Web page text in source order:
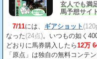
玄人でも満
馬予想サイ
7/11には、 ギアショット
なった(24点)。いつもの如く
どおりに馬券購入したら12万
「原点」は独自の無料コンテン